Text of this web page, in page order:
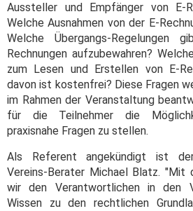
Aussteller und Empfänger von E-
Welche Ausnahmen von der E-
Welche Übergangs-
Rechnungen aufzubewahren?
zum Lesen und Erstellen von E-
davon ist kostenfrei? Diese Fragen
im Rahmen der Veranstaltung
für die Teilnehmer die
praxisnahe Fragen zu stellen.
Als Referent angekündigt ist
Vereins-Berater Michael Blatz. "Mit
wir den Verantwortlichen in den
Wissen zu den rechtlichen